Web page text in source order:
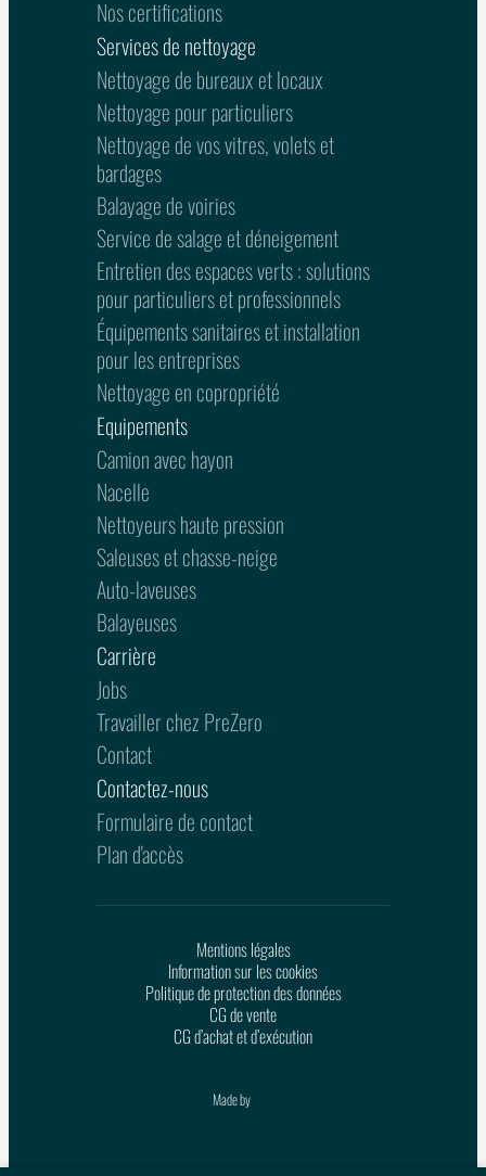
Nos certifications
Services de nettoyage
Nettoyage de bureaux et locaux
Nettoyage pour particuliers
Nettoyage de vos vitres, volets et
bardages
Balayage de voiries
Service de salage et déneigement
Entretien des espaces verts : solutions
pour particuliers et professionnels
Équipements sanitaires et installation
pour les entreprises
Nettoyage en copropriété
Equipements
Camion avec hayon
Nacelle
Nettoyeurs haute pression
Saleuses et chasse-neige
Auto-laveuses
Balayeuses
Carrière
Jobs
Travailler chez PreZero
Contact
Contactez-nous
Formulaire de contact
Plan d'accès
Mentions légales
Information sur les cookies
Politique de protection des données
CG de vente
CG d’achat et d’exécution
Made by